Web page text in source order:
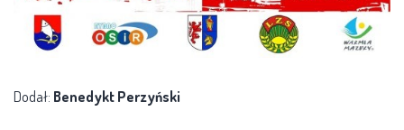
Dodał: Benedykt Perzyński